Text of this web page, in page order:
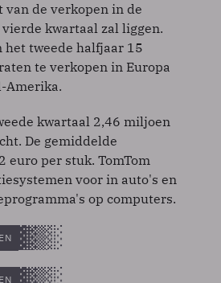
de verkopen in de
kwartaal zal liggen.
tweede halfjaar 15
te verkopen in Europa
Amerika.
kwartaal 2,46 miljoen
De gemiddelde
euro per stuk. TomTom
voor in auto's en
op computers.